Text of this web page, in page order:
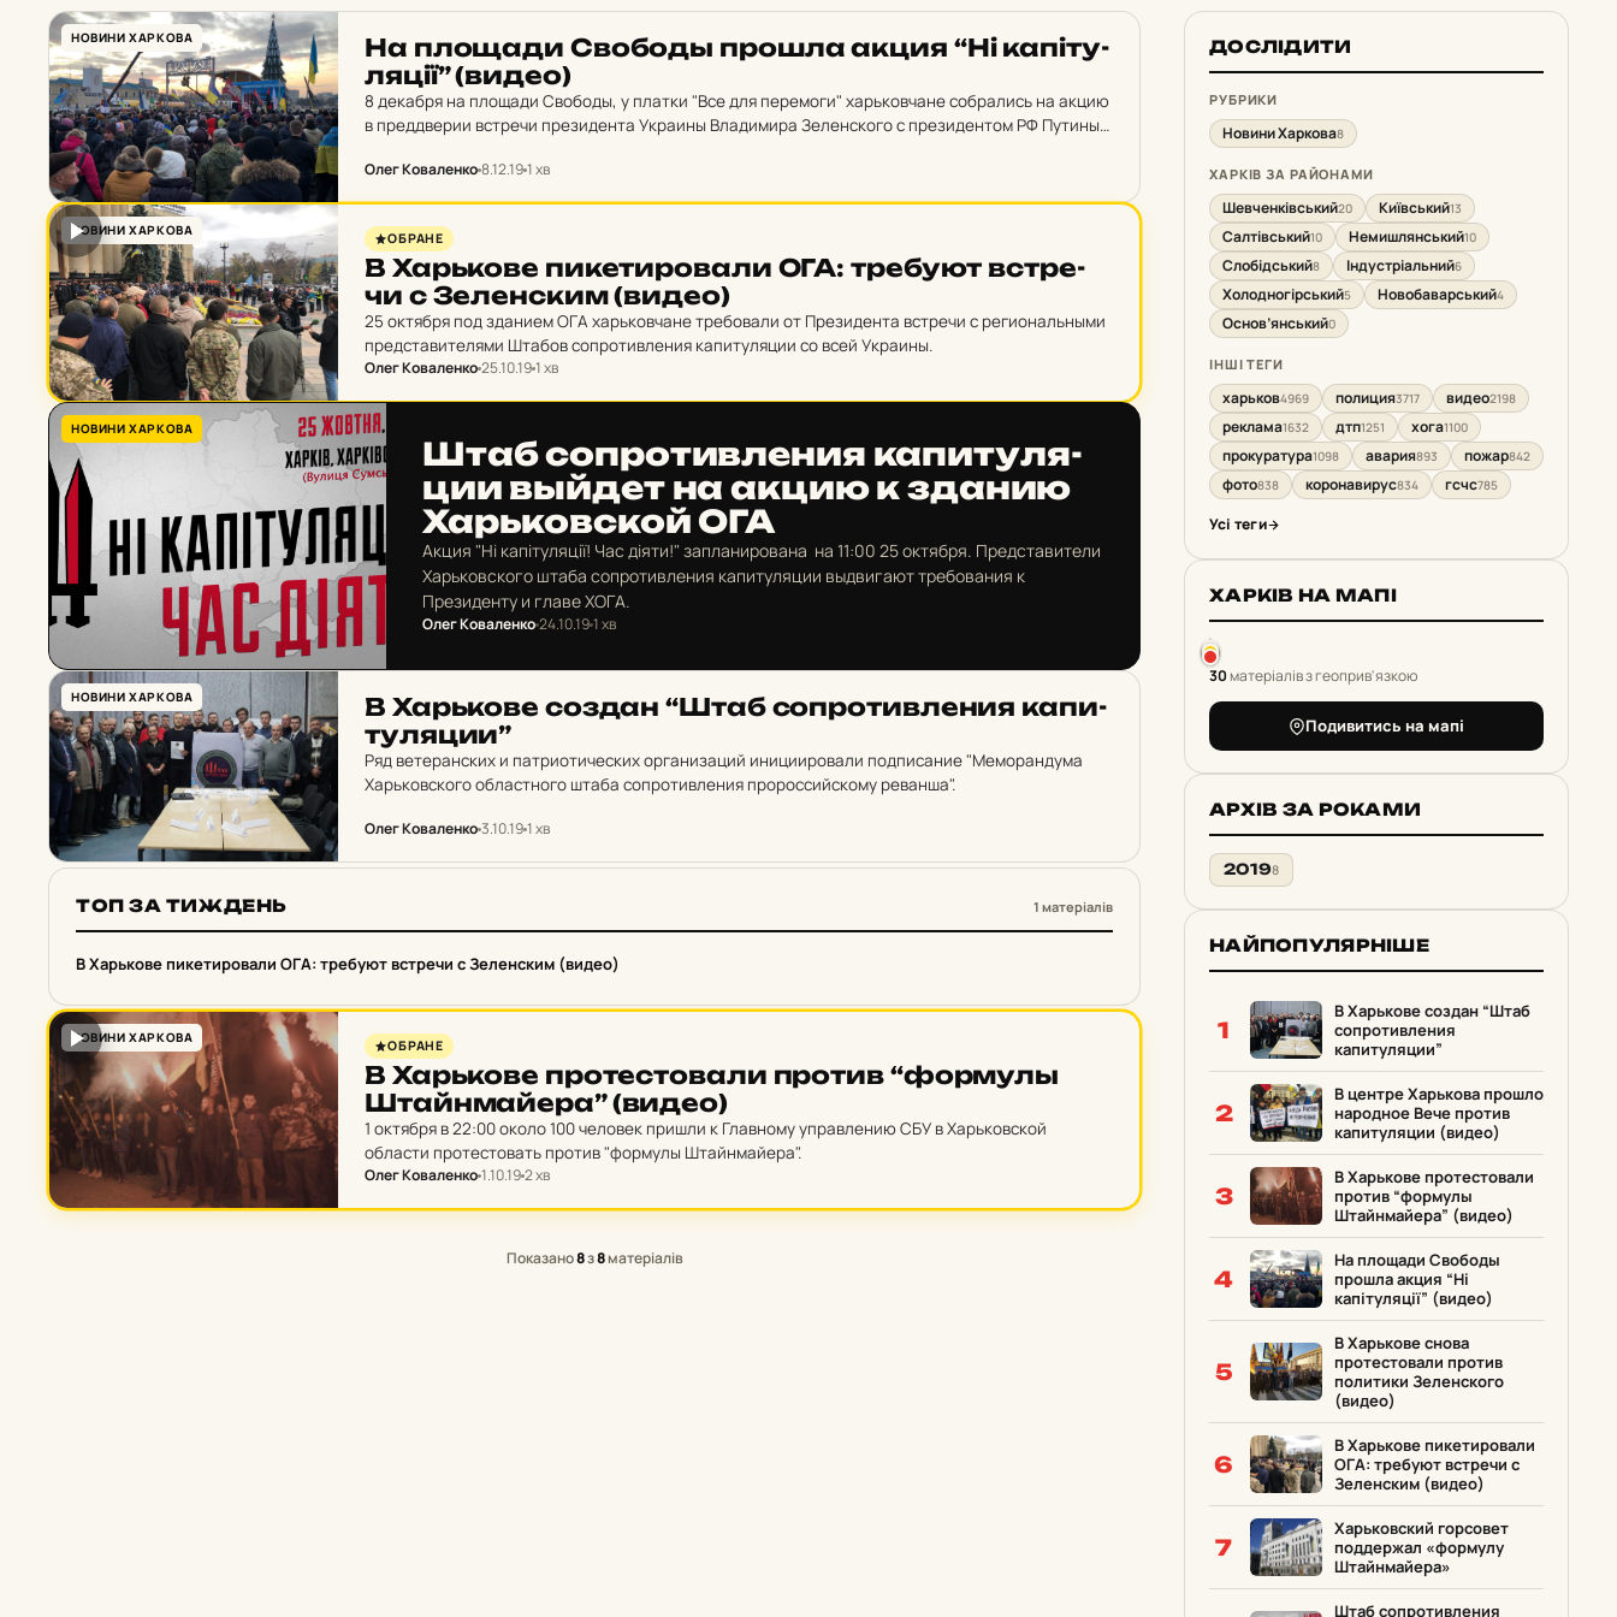
НОВИНИ ХАРКОВА
На пло­ща­ди Сво­боды прошла акция “Ні ка­пі­ту­
ля­ції” (видео)
8 декабря на площади Свободы, у платки "Все для перемоги" харьковчане собрались на акцию
в преддверии встречи президента Украины Владимира Зеленского с президентом РФ Путиным
Олег Коваленко8.12.191 хв
НОВИНИ ХАРКОВА ОБРАНЕ
В Харь­ко­ве пи­ке­ти­ро­ва­ли ОГА: тре­бу­ют встре­
чи с Зе­лен­ским (видео)
25 октября под зданием ОГА харьковчане требовали от Президента встречи с региональными
представителями Штабов сопротивления капитуляции со всей Украины.
Олег Коваленко25.10.191 хв
НОВИНИ ХАРКОВА
Штаб соп­ро­тив­ле­ния ка­пи­ту­ля­
ции выйдет на акцию к зданию
Харь­ков­ской ОГА
Акция "Ні капітуляції! Час діяти!" запланирована на 11:00 25 октября. Представители
Харьковского штаба сопротивления капитуляции выдвигают требования к
Президенту и главе ХОГА.
Олег Коваленко24.10.191 хв
НОВИНИ ХАРКОВА
В Харь­ко­ве создан “Штаб соп­ро­тив­ле­ния ка­пи­
ту­ля­ции”
Ряд ветеранских и патриотических организаций инициировали подписание "Меморандума
Харьковского областного штаба сопротивления пророссийскому реванша".
Олег Коваленко3.10.191 хв
ТОП ЗА ТИЖДЕНЬ 1 матеріалів
1
В Харькове пикетировали ОГА: требуют встречи с Зеленским (видео)
НОВИНИ ХАРКОВА ОБРАНЕ
В Харь­ко­ве про­тес­то­ва­ли против “фор­мулы
Штай­нма­йе­ра” (видео)
1 октября в 22:00 около 100 человек пришли к Главному управлению СБУ в Харьковской
области протестовать против "формулы Штайнмайера".
Олег Коваленко1.10.192 хв
Показано8з8матеріалів
ДОСЛІДИТИ
РУБРИКИ
Новини Харкова8
ХАРКІВ ЗА РАЙОНАМИ
Шевченківський20 Київський13
Салтівський10 Немишлянський10
Слобідський8 Індустріальний6
Холодногірський5 Новобаварський4
Основ’янський0
ІНШІ ТЕГИ
харьков4969 полиция3717 видео2198
реклама1632 дтп1251 хога1100
прокуратура1098 авария893 пожар842
фото838 коронавирус834 гсчс785
Усі теги
ХАРКІВ НА МАПІ
30матеріалів з геоприв'язкою
Подивитись на мапі
АРХІВ ЗА РОКАМИ
20198
НАЙПОПУЛЯРНІШЕ
1
В Харькове создан “Штаб
сопротивления
капитуляции”
2
В центре Харькова прошло
народное Вече против
капитуляции (видео)
3
В Харькове протестовали
против “формулы
Штайнмайера” (видео)
4
На площади Свободы
прошла акция “Ні
капітуляції” (видео)
5
В Харькове снова
протестовали против
политики Зеленского
(видео)
6
В Харькове пикетировали
ОГА: требуют встречи с
Зеленским (видео)
7
Харьковский горсовет
поддержал «формулу
Штайнмайера»
Штаб сопротивления